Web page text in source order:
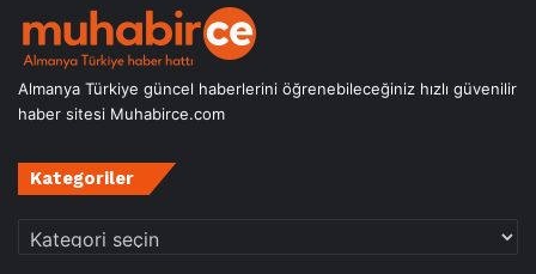
Almanya Türkiye güncel haberlerini öğrenebileceğiniz hızlı güvenilir
haber sitesi Muhabirce.com
Kategoriler
Kategoriler